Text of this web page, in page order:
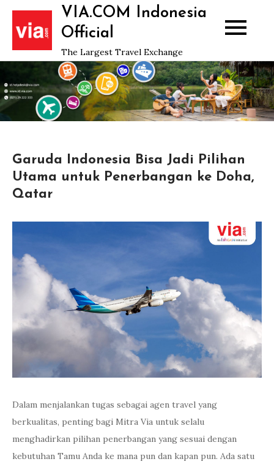
Skip
content
VIA.COM Indonesia
Official
The Largest Travel Exchange
Garuda Indonesia Bisa Jadi Pilihan
Utama untuk Penerbangan ke Doha,
Qatar
Dalam menjalankan tugas sebagai agen travel yang
berkualitas, penting bagi Mitra Via untuk selalu
menghadirkan pilihan penerbangan yang sesuai dengan
kebutuhan Tamu Anda ke mana pun dan kapan pun. Ada satu